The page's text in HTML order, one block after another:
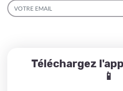
EMAIL
Téléchargez
📱